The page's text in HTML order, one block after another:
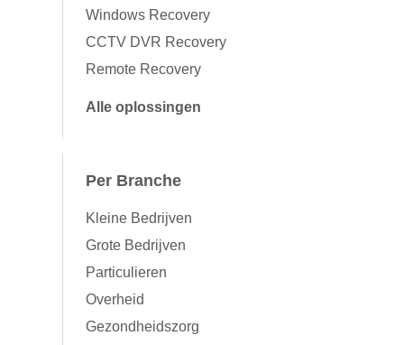
Windows Recovery
CCTV DVR Recovery
Remote Recovery
Alle oplossingen
Per Branche
Kleine Bedrijven
Grote Bedrijven
Particulieren
Overheid
Gezondheidszorg